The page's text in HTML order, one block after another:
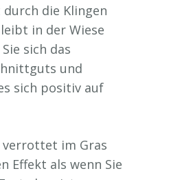
die Klingen
in der Wiese
sich das
und
sich positiv auf
verrottet im Gras
Effekt als wenn Sie